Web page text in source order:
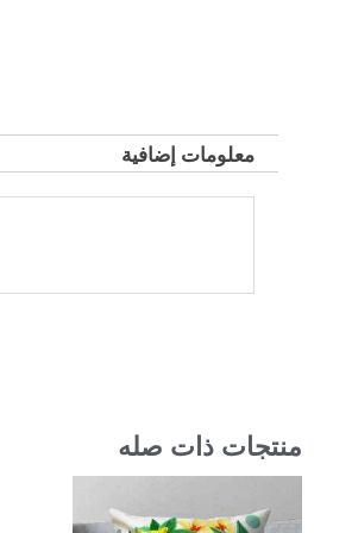
معلومات إضافية
منتجات ذات صله